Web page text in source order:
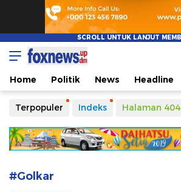
Foxnews
Informasi Tanpa Batasan Waktu
Home Politik News Headline
Terpopuler Indeks Halaman 404
#Golkar